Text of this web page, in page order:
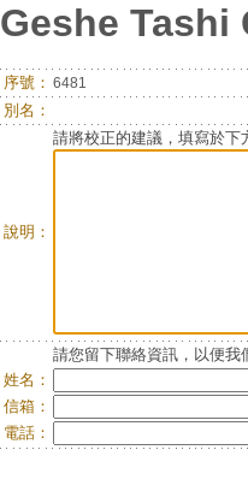
Geshe Tashi
序號： 6481
別名：
說明：
請將校正的建議，填寫於下
請您留下聯絡資訊，以便我
姓名：
信箱：
電話：